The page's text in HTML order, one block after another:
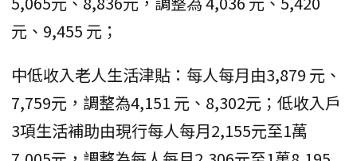
元、9,455 元；
中低收入老人生活津貼：每人每月由3,879 元、
7,759元，調整為4,151 元、8,302元；低收入戶
3項生活補助由現行每人每月2,155元至1萬